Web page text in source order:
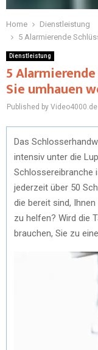
Home
Dienstleistung
5 Alarmierende
Dienstleistung
5
Sie umhauen
Published by Video4000.de
Das
intensiv unter die
Schlossereibranche
jederzeit über 50
die bereit sind,
zu helfen? Wird die
brauchen, Sie zu